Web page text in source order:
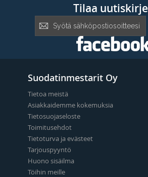
Tilaa uutiskirje
uutiskirje:
Suodatinmestarit Oy
Tietoa meistä
Asiakkaidemme kokemuksia
Tietosuojaseloste
Toimitusehdot
Tietoturva ja evästeet
Tarjouspyyntö
Huono sisäilma
Töihin meille